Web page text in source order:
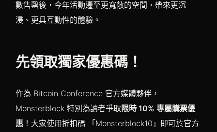
數售罄後，今年活動遷至更寬敞的空間，帶來更沉
浸、更具互動性的體驗。
先領取獨家優惠碼！
作為 Bitcoin Conference 官方媒體夥伴，
Monsterblock 特別為讀者爭取限時 10% 專屬購票優
惠 ！大家使用折扣碼 「Monsterblock10」即可於官方